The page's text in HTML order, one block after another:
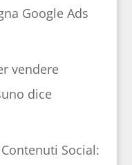
Google Ads
vendere
dice
Social: